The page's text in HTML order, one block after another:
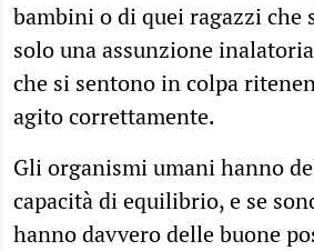
bambini o di quei ragazzi che
solo una assunzione
che si sentono in colpa
agito correttamente.
Gli organismi umani hanno
capacità di equilibrio, e se
hanno davvero delle buone